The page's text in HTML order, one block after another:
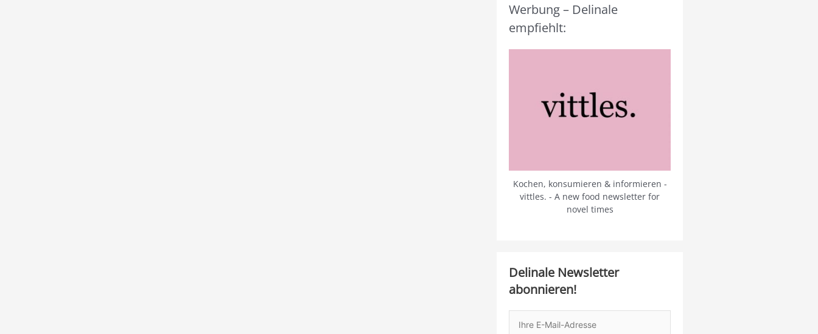
Werbung – Delinale
empfiehlt:
Kochen, konsumieren & informieren -
vittles. - A new food newsletter for
novel times
Delinale Newsletter
abonnieren!